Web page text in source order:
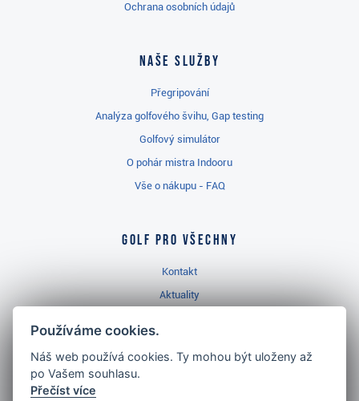
Ochrana osobních údajů
Naše služby
Přegripování
Analýza golfového švihu, Gap testing
Golfový simulátor
O pohár mistra Indooru
Vše o nákupu - FAQ
Golf pro všechny
Kontakt
Aktuality
Golfový slovník
Používáme cookies.
Náš web používá cookies. Ty mohou být uloženy až
po Vašem souhlasu.
Přečíst více